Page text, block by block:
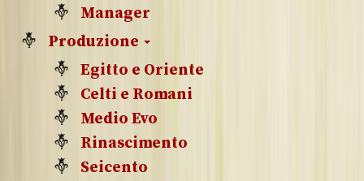
Manager
Produzione
Egitto e Oriente
Celti e Romani
Medio Evo
Rinascimento
Seicento